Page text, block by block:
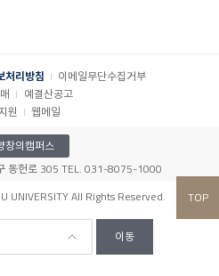
처리방침
이메일무단수집거부
예결산공고
원
웹메일
이동
TOP
창의캠퍼스
동헌로 305 TEL. 031-8075-1000
UNIVERSITY All Rights Reserved.